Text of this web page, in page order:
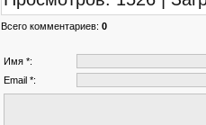
Всего комментариев: 0
Имя *:
Email *: